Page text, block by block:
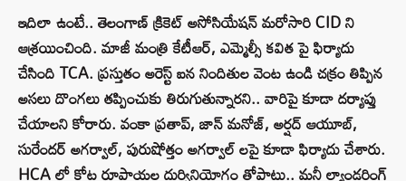
ఇదిలా ఉంటే.. తెలంగాణ్ క్రికెట్ అసోసియేషన్ మరోసారి CID ని
ఆశ్రయించింది. మాజీ మంత్రి కేటీఆర్, ఎమ్మెల్సీ కవిత పై ఫిర్యాదు
చేసింది TCA. ప్రస్తుతం అరెస్ట్ ఐన నిందితుల వెంట ఉండి చక్రం తిప్పిన
అసలు దొంగలు తప్పించుకు తిరుగుతున్నారని.. వారిపై కూడా దర్యాప్తు
చేయాలని కోరారు. వంకా ప్రతాప్, జాన్ మనోజ్, అర్షద్ ఆయూబ్,
సురేందర్ అగర్వాల్, పురుషోత్తం అగర్వాల్ లపై కూడా ఫిర్యాదు చేశారు.
HCA లో కోట్ల రూపాయల దుర్వినియోగం తోపాటు.. మనీ ల్యాండరింగ్